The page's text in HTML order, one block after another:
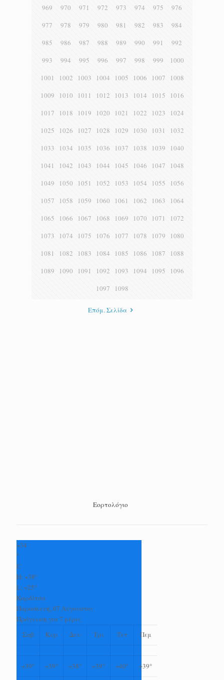
969
970 971 972 973 974 975
976
977
978 979 980 981 982 983
984
985
986 987 988 989 990 991
992
993
994 995 996 997 998 999
1000
1001
1002 1003 1004 1005 1006 1007
1008
1009
1010 1011 1012 1013 1014 1015
1016
1017
1018 1019 1020 1021 1022 1023
1024
1025
1026 1027 1028 1029 1030 1031
1032
1033
1034 1035 1036 1037 1038 1039
1040
1041
1042 1043 1044 1045 1046 1047
1048
1049
1050 1051 1052 1053 1054 1055
1056
1057
1058 1059 1060 1061 1062 1063
1064
1065
1066 1067 1068 1069 1070 1071
1072
1073
1074 1075 1076 1077 1078 1079
1080
1081
1082 1083 1084 1085 1086 1087
1088
1089
1090 1091 1092 1093 1094 1095
1096
1097
1098
Επόμ. Σελίδα
Εορτολόγιο
+34
°
C
H: +38°
L: +25°
Καρδίτσα
Παρασκευή, 07 Αύγουστος
Πρόγνωση για 7 μέρες
Σαβ
Κυρ Δευ Τρι Τετ Πεμ
+39° +39° +38° +39° +40° +39°